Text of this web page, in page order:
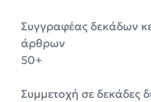
Συγγραφέας δεκάδων
άρθρων
50+
Συμμετοχή σε δεκάδες